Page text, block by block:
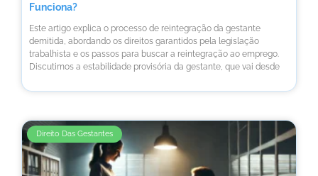
Funciona?
Este artigo explica o processo de reintegração da gestante
demitida, abordando os direitos garantidos pela legislação
trabalhista e os passos para buscar a reintegração ao emprego.
Discutimos a estabilidade provisória da gestante, que vai desde
Direito Das Gestantes